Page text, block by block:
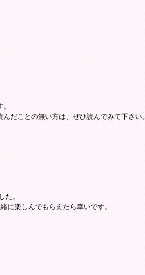
だことの無い方は、ぜひ読んでみて下さい
た。
に楽しんでもらえたら幸いです。